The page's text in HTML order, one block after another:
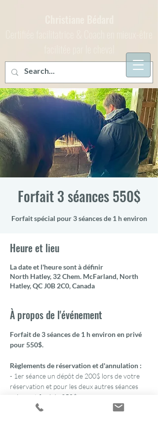
Forfait 3 séances 550$
Forfait spécial pour 3 séances de 1 h environ
Heure et lieu
La date et l'heure sont à définir
North Hatley, 32 Chem. McFarland, North
Hatley, QC J0B 2C0, Canada
À propos de l'événement
Forfait de 3 séances de 1 h environ en privé
pour 550$.
Règlements de réservation et d'annulation :
- 1er séance un dépôt de 200$ lors de votre
réservation et pour les deux autres séances
paiement final de 350$.